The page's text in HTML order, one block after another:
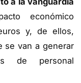
económico
y, de ellos,
se van a generar
de personal